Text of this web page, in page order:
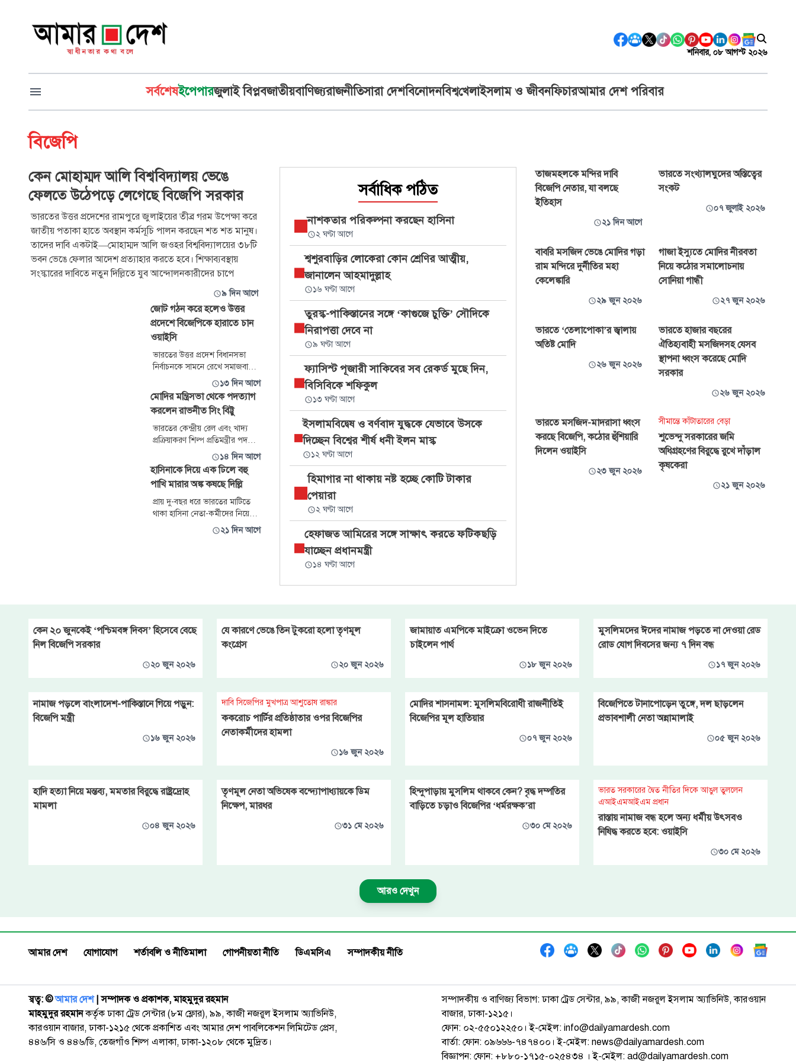
শনিবার, ০৮ আগস্ট ২০২৬
সর্বশেষইপেপারজুলাই বিপ্লবজাতীয়বাণিজ্যরাজনীতিসারা দেশবিনোদনবিশ্বখেলাইসলাম ও জীবনফিচারআমার দেশ পরিবার
বিজেপি
কেন মোহাম্মদ আলি বিশ্ববিদ্যালয় ভেঙে
ফেলতে উঠেপড়ে লেগেছে বিজেপি সরকার
ভারতের উত্তর প্রদেশের রামপুরে জুলাইয়ের তীব্র গরম উপেক্ষা করে
জাতীয় পতাকা হাতে অবস্থান কর্মসূচি পালন করছেন শত শত মানুষ।
তাদের দাবি একটাই—মোহাম্মদ আলি জওহর বিশ্ববিদ্যালয়ের ৩৮টি
ভবন ভেঙে ফেলার আদেশ প্রত্যাহার করতে হবে। শিক্ষাব্যবস্থায়
সংস্কারের দাবিতে নতুন দিল্লিতে যুব আন্দোলনকারীদের চাপে
৯ দিন আগে
জোট গঠন করে হলেও উত্তর
প্রদেশে বিজেপিকে হারাতে চান
ওয়াইসি
ভারতের উত্তর প্রদেশ বিধানসভা
নির্বাচনকে সামনে রেখে সমাজবাদী
পার্টির (এসপি) প্রধান আখিলেশ
যাদবের প্রতি জোটের প্রস্তাব
দিয়েছেন অল ইন্ডিয়া মজলিস-ই-
ইত্তেহাদুল মুসলিমিন
(এআইএমআইএম) প্রধান ও
হায়দরাবাদের সংসদ সদস্য
আসাদউদ্দিন ওয়াইসি। তবে এ
প্রস্তাবকে ‘ভোটব্যাংকের রাজনীতির
সহযোগিতা’ বলে কটাক্ষ
১৩ দিন আগে
মোদির মন্ত্রিসভা থেকে পদত্যাগ
করলেন রাভনীত সিং বিট্টু
ভারতের কেন্দ্রীয় রেল এবং খাদ্য
প্রক্রিয়াকরণ শিল্প প্রতিমন্ত্রীর পদ
থেকে পদত্যাগ করেছেন বিজেপি
নেতা রাভনীত সিং বিট্টু। গত জুন
মাসেই তার রাজ্যসভার সংসদ সদস্য
হিসেবে মেয়াদে সমাপ্তি ঘটেছিল।
শনিবার ভারতীয় সংবাদমাধ্যম
এনডিটিভির এক প্রতিবেদনে সূত্রের
বরাতে এ তথ্য জানানো হয়েছে।
১৪ দিন আগে
হাসিনাকে দিয়ে এক ঢিলে বহু
পাখি মারার অঙ্ক কষছে দিল্লি
প্রায় দু-বছর ধরে ভারতের মাটিতে
থাকা হাসিনা নেতা-কর্মীদের নিয়ে
ডিসেম্বরে বাংলাদেশে ফিরতে চান।
দেশে ফিরে তিনি আদালতে
২১ দিন আগে
সর্বাধিক পঠিত
নাশকতার পরিকল্পনা করছেন হাসিনা
২ ঘণ্টা আগে
শ্বশুরবাড়ির লোকেরা কোন শ্রেণির আত্মীয়,
জানালেন আহমাদুল্লাহ
১৬ ঘণ্টা আগে
তুরস্ক-পাকিস্তানের সঙ্গে ‘কাগুজে চুক্তি’ সৌদিকে
নিরাপত্তা দেবে না
৯ ঘণ্টা আগে
ফ্যাসিস্ট পূজারী সাকিবের সব রেকর্ড মুছে দিন,
বিসিবিকে শফিকুল
১৩ ঘণ্টা আগে
ইসলামবিদ্বেষ ও বর্ণবাদ যুদ্ধকে যেভাবে উসকে
দিচ্ছেন বিশ্বের শীর্ষ ধনী ইলন মাস্ক
১২ ঘণ্টা আগে
হিমাগার না থাকায় নষ্ট হচ্ছে কোটি টাকার
পেয়ারা
২ ঘণ্টা আগে
হেফাজত আমিরের সঙ্গে সাক্ষাৎ করতে ফটিকছড়ি
যাচ্ছেন প্রধানমন্ত্রী
১৪ ঘণ্টা আগে
তাজমহলকে মন্দির দাবি
বিজেপি নেতার, যা বলছে
ইতিহাস
২১ দিন আগে
ভারতে সংখ্যালঘুদের অস্তিত্বের
সংকট
০৭ জুলাই ২০২৬
বাবরি মসজিদ ভেঙে মোদির গড়া
রাম মন্দিরে দুর্নীতির মহা
কেলেঙ্কারি
২৯ জুন ২০২৬
গাজা ইস্যুতে মোদির নীরবতা
নিয়ে কঠোর সমালোচনায়
সোনিয়া গান্ধী
২৭ জুন ২০২৬
ভারতে ‘তেলাপোকা’র জ্বালায়
অতিষ্ট মোদি
২৬ জুন ২০২৬
ভারতে হাজার বছরের
ঐতিহ্যবাহী মসজিদসহ যেসব
স্থাপনা ধ্বংস করেছে মোদি
সরকার
২৬ জুন ২০২৬
ভারতে মসজিদ-মাদরাসা ধ্বংস
করছে বিজেপি, কঠোর হুঁশিয়ারি
দিলেন ওয়াইসি
২৩ জুন ২০২৬
সীমান্তে কাঁটাতারের বেড়া
শুভেন্দু সরকারের জমি
অধিগ্রহণের বিরুদ্ধে রুখে দাঁড়াল
কৃষকেরা
২১ জুন ২০২৬
কেন ২০ জুনকেই ‘পশ্চিমবঙ্গ দিবস’ হিসেবে বেছে
নিল বিজেপি সরকার
২০ জুন ২০২৬
যে কারণে ভেঙে তিন টুকরো হলো তৃণমূল
কংগ্রেস
২০ জুন ২০২৬
জামায়াত এমপিকে মাইক্রো ওভেন দিতে
চাইলেন পার্থ
১৮ জুন ২০২৬
মুসলিমদের ঈদের নামাজ পড়তে না দেওয়া রেড
রোড যোগ দিবসের জন্য ৭ দিন বন্ধ
১৭ জুন ২০২৬
নামাজ পড়লে বাংলাদেশ-পাকিস্তানে গিয়ে পড়ুন:
বিজেপি মন্ত্রী
১৬ জুন ২০২৬
দাবি সিজেপির মুখপাত্র আশুতোষ রাঙ্কার
ককরোচ পার্টির প্রতিষ্ঠাতার ওপর বিজেপির
নেতাকর্মীদের হামলা
১৬ জুন ২০২৬
মোদির শাসনামল: মুসলিমবিরোধী রাজনীতিই
বিজেপির মূল হাতিয়ার
০৭ জুন ২০২৬
বিজেপিতে টানাপোড়েন তুঙ্গে, দল ছাড়লেন
প্রভাবশালী নেতা অন্নামালাই
০৫ জুন ২০২৬
হাদি হত্যা নিয়ে মন্তব্য, মমতার বিরুদ্ধে রাষ্ট্রদ্রোহ
মামলা
০৪ জুন ২০২৬
তৃণমূল নেতা অভিষেক বন্দ্যোপাধ্যায়কে ডিম
নিক্ষেপ, মারধর
৩১ মে ২০২৬
হিন্দুপাড়ায় মুসলিম থাকবে কেন? বৃদ্ধ দম্পতির
বাড়িতে চড়াও বিজেপির ‘ধর্মরক্ষক’রা
৩০ মে ২০২৬
ভারত সরকারের দ্বৈত নীতির দিকে আঙুল তুললেন
এআইএমআইএম প্রধান
রাস্তায় নামাজ বন্ধ হলে অন্য ধর্মীয় উৎসবও
নিষিদ্ধ করতে হবে: ওয়াইসি
৩০ মে ২০২৬
আরও দেখুন
আমার দেশ যোগাযোগ শর্তাবলি ও নীতিমালা গোপনীয়তা নীতি ডিএমসিএ সম্পাদকীয় নীতি
স্বত্ব: ©️আমার দেশ| সম্পাদক ও প্রকাশক, মাহমুদুর রহমান
মাহমুদুর রহমানকর্তৃক ঢাকা ট্রেড সেন্টার (৮ম ফ্লোর), ৯৯, কাজী নজরুল ইসলাম অ্যাভিনিউ,
কারওয়ান বাজার, ঢাকা-১২১৫ থেকে প্রকাশিত এবং আমার দেশ পাবলিকেশন লিমিটেড প্রেস,
৪৪৬/সি ও ৪৪৬/ডি, তেজগাঁও শিল্প এলাকা, ঢাকা-১২০৮ থেকে মুদ্রিত।
সম্পাদকীয় ও বাণিজ্য বিভাগ: ঢাকা ট্রেড সেন্টার, ৯৯, কাজী নজরুল ইসলাম অ্যাভিনিউ, কারওয়ান
বাজার, ঢাকা-১২১৫।
ফোন: ০২-৫৫০১২২৫০। ই-মেইল: info@dailyamardesh.com
বার্তা: ফোন: ০৯৬৬৬-৭৪৭৪০০। ই-মেইল: news@dailyamardesh.com
বিজ্ঞাপন: ফোন: +৮৮০-১৭১৫-০২৫৪৩৪ । ই-মেইল: ad@dailyamardesh.com